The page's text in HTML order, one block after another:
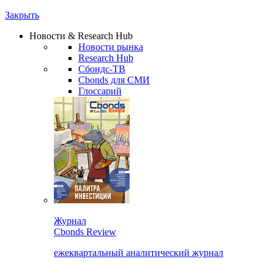
Закрыть
Новости & Research Hub
Новости рынка
Research Hub
Сбондс-ТВ
Cbonds для СМИ
Глоссарий
Журнал
Cbonds Review
ежеквартальный аналитический журнал